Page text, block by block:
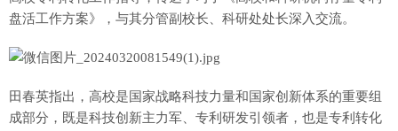
盘活工作方案》，与其分管副校长、科研处处长深入交流。
田春英指出，高校是国家战略科技力量和国家创新体系的重要组
成部分，既是科技创新主力军、专利研发引领者，也是专利转化